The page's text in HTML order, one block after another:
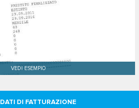
DATI DI FATTURAZIONE